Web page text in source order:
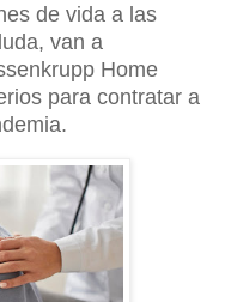
de vida a las
van a
Home
para contratar a